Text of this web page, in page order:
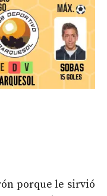
porque le sirvió